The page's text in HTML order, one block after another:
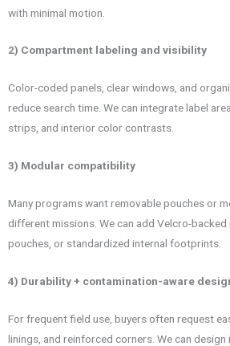
with minimal motion.
2) Compartment labeling and visibility
Color-coded panels, clear windows, and
reduce search time. We can integrate label
strips, and interior color contrasts.
3) Modular compatibility
Many programs want removable pouches or
different missions. We can add Velcro-
pouches, or standardized internal footprints.
4) Durability + contamination-aware
For frequent field use, buyers often request
linings, and reinforced corners. We can